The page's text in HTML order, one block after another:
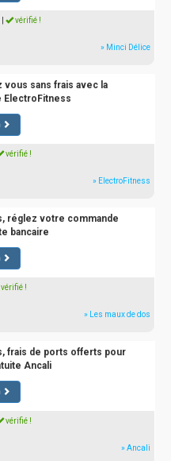
vérifié !
» Minci Délice
vous sans frais avec la
ElectroFitness
vérifié !
» ElectroFitness
réglez votre commande
bancaire
vérifié !
» Les maux de dos
frais de ports offerts pour
Ancali
vérifié !
» Ancali